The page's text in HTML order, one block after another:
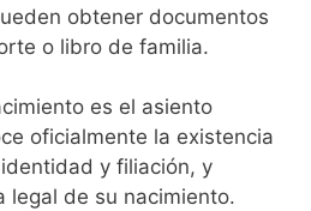
obtener documentos
o libro de familia.
es el asiento
oficialmente la existencia
y filiación, y
legal de su nacimiento.